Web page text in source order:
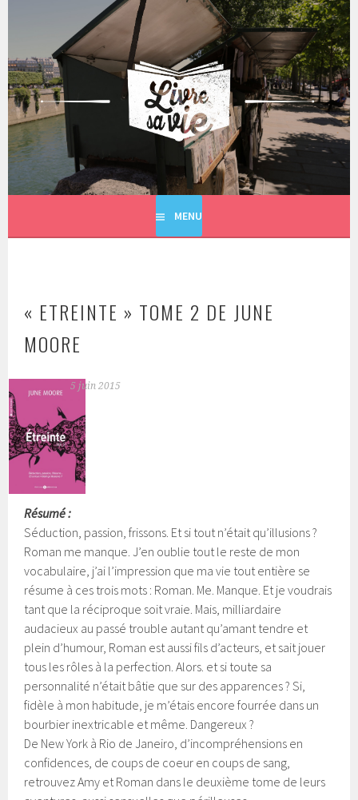
principal
LIVRE SA VIE
MENU
« ETREINTE » TOME 2 DE JUNE
MOORE
5 juin 2015
Résumé :
Séduction, passion, frissons. Et si tout n’était qu’illusions ?
Roman me manque. J’en oublie tout le reste de mon
vocabulaire, j’ai l’impression que ma vie tout entière se
résume à ces trois mots : Roman. Me. Manque. Et je voudrais
tant que la réciproque soit vraie. Mais, milliardaire
audacieux au passé trouble autant qu’amant tendre et
plein d’humour, Roman est aussi fils d’acteurs, et sait jouer
tous les rôles à la perfection. Alors. et si toute sa
personnalité n’était bâtie que sur des apparences ? Si,
fidèle à mon habitude, je m’étais encore fourrée dans un
bourbier inextricable et même. Dangereux ?
De New York à Rio de Janeiro, d’incompréhensions en
confidences, de coups de coeur en coups de sang,
retrouvez Amy et Roman dans le deuxième tome de leurs